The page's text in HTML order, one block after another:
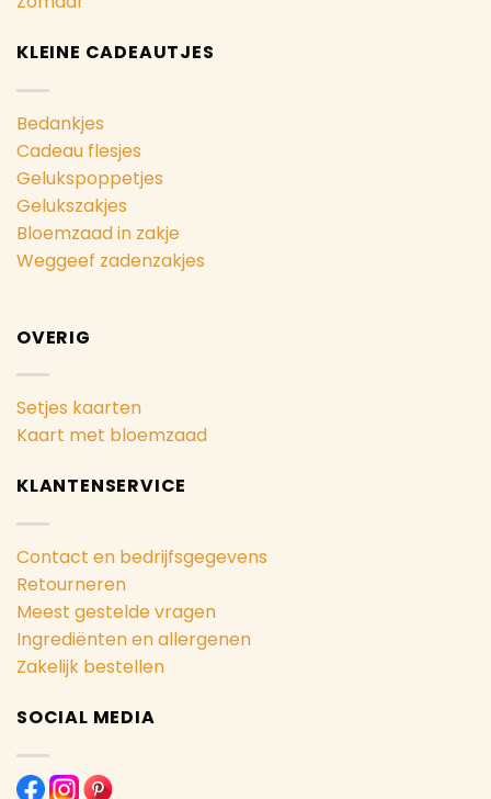
KLEINE CADEAUTJES
Bedankjes
Cadeau flesjes
Gelukspoppetjes
Gelukszakjes
Bloemzaad in zakje
Weggeef zadenzakjes
OVERIG
Setjes kaarten
Kaart met bloemzaad
KLANTENSERVICE
Contact en bedrijfsgegevens
Retourneren
Meest gestelde vragen
Ingrediënten en allergenen
Zakelijk bestellen
SOCIAL MEDIA